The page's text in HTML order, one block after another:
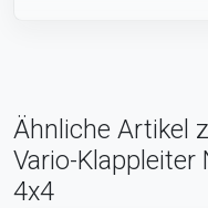
Ähnliche Artikel
Vario-Klappleiter
4x4